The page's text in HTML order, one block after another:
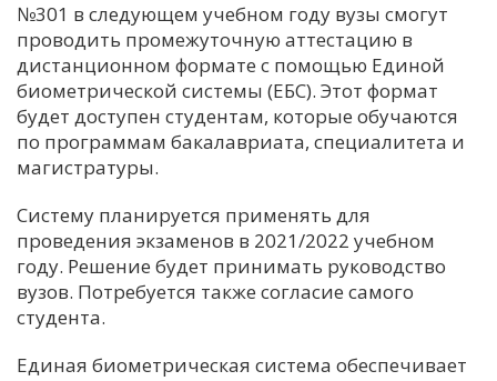
Е
И
М
С
У
№301 в следующем учебном году вузы смогут
проводить промежуточную аттестацию в
дистанционном формате с помощью Единой
биометрической системы (ЕБС). Этот формат
будет доступен студентам, которые обучаются
по программам бакалавриата, специалитета и
магистратуры.
Систему планируется применять для
проведения экзаменов в 2021/2022 учебном
году. Решение будет принимать руководство
вузов. Потребуется также согласие самого
студента.
Единая биометрическая система обеспечивает